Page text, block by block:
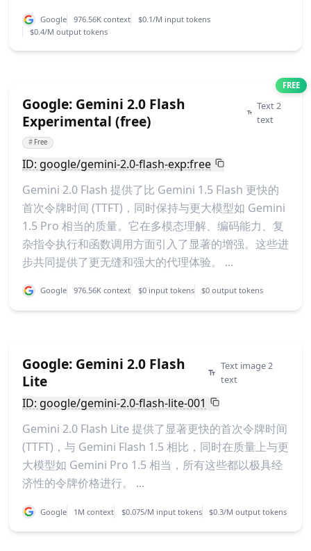
Google 976.56K context
$0.1/M input tokens
$0.4/M output tokens
FREE
Google: Gemini 2.0 Flash
Experimental (free)
Text 2
text
# Free
ID: google/gemini-2.0-flash-exp:free
Gemini 2.0 Flash 提供了比 Gemini 1.5 Flash 更快的
首次令牌时间 (TTFT)，同时保持与更大模型如 Gemini
1.5 Pro 相当的质量。它在多模态理解、编码能力、复
杂指令执行和函数调用方面引入了显著的增强。这些进
步共同提供了更无缝和强大的代理体验。 ...
Google 976.56K context $0 input tokens $0 output tokens
Google: Gemini 2.0 Flash
Lite
Text image 2
text
ID: google/gemini-2.0-flash-lite-001
Gemini 2.0 Flash Lite 提供了显著更快的首次令牌时间
(TTFT)，与 Gemini Flash 1.5 相比，同时在质量上与更
大模型如 Gemini Pro 1.5 相当，所有这些都以极具经
济性的令牌价格进行。 ...
Google 1M context $0.075/M input tokens $0.3/M output tokens